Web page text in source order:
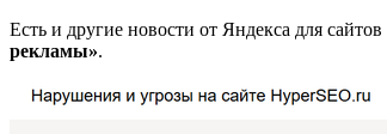
Есть и другие новости от Яндекса для
рекламы».